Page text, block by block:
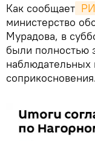
Как сообщает
министерство
Мурадова, в
были полностью
наблюдательных